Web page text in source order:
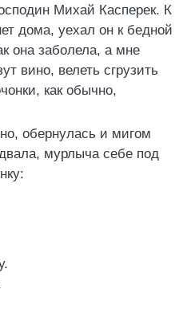
Михай Касперек. К
дома, уехал он к бедной
она заболела, а мне
вино, велеть сгрузить
как обычно,
обернулась и мигом
мурлыча себе под